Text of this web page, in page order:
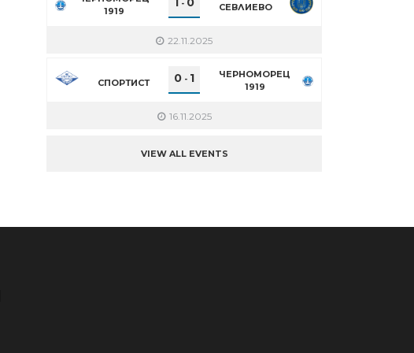
1919
- СЕВЛИЕВО
22.11.2025
СПОРТИСТ 0 - 1
ЧЕРНОМОРЕЦ
1919
16.11.2025
VIEW ALL EVENTS